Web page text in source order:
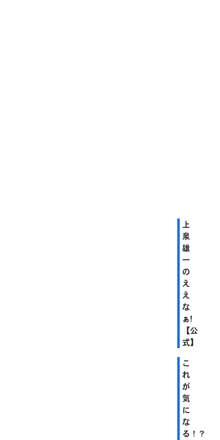
上
泉
雄
一
の
え
え
な
ぁ!
【公
式】
こ
れ
が
気
に
な
る！？